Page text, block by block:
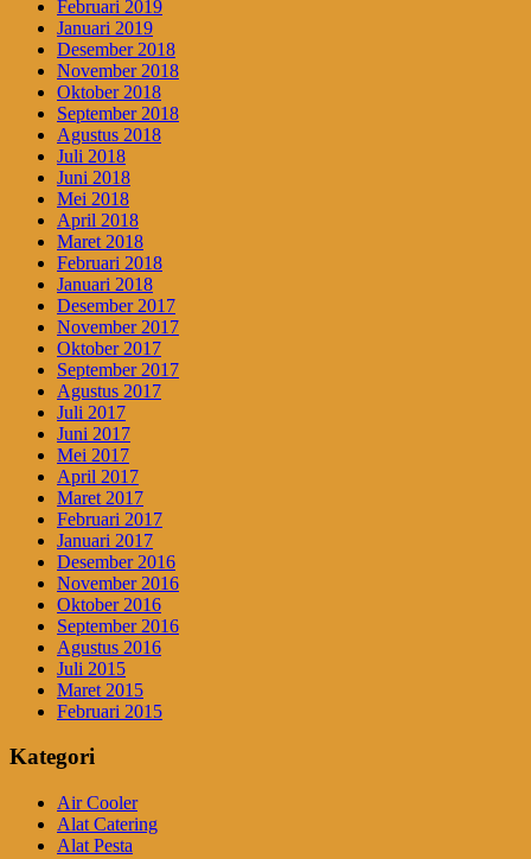
Februari 2019
Januari 2019
Desember 2018
November 2018
Oktober 2018
September 2018
Agustus 2018
Juli 2018
Juni 2018
Mei 2018
April 2018
Maret 2018
Februari 2018
Januari 2018
Desember 2017
November 2017
Oktober 2017
September 2017
Agustus 2017
Juli 2017
Juni 2017
Mei 2017
April 2017
Maret 2017
Februari 2017
Januari 2017
Desember 2016
November 2016
Oktober 2016
September 2016
Agustus 2016
Juli 2015
Maret 2015
Februari 2015
Kategori
Air Cooler
Alat Catering
Alat Pesta